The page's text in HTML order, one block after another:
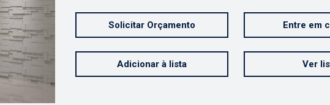
Solicitar Orçamento Entre em
Adicionar à lista Ver